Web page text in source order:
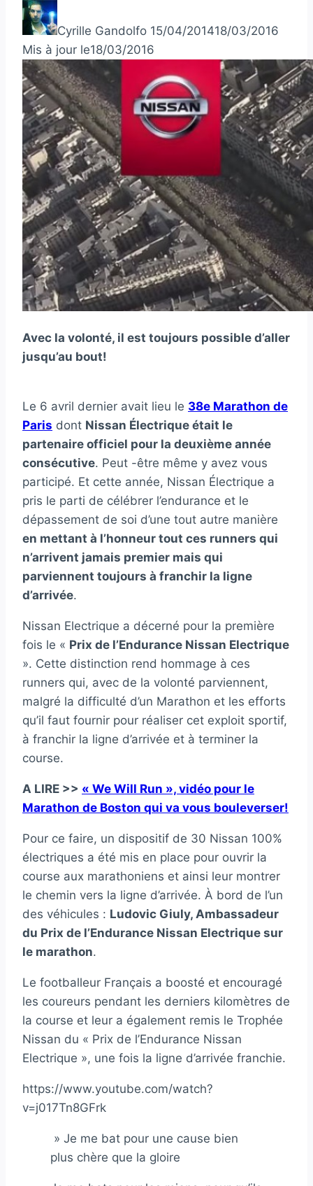
Cyrille Gandolfo 15/04/201418/03/2016
Mis à jour le18/03/2016
Avec la volonté, il est toujours possible d’aller
jusqu’au bout!
Le 6 avril dernier avait lieu le 38e Marathon de
Paris dont Nissan Électrique était le
partenaire officiel pour la deuxième année
consécutive. Peut -être même y avez vous
participé. Et cette année, Nissan Électrique a
pris le parti de célébrer l’endurance et le
dépassement de soi d’une tout autre manière
en mettant à l’honneur tout ces runners qui
n’arrivent jamais premier mais qui
parviennent toujours à franchir la ligne
d’arrivée.
Nissan Electrique a décerné pour la première
fois le « Prix de l’Endurance Nissan Electrique
». Cette distinction rend hommage à ces
runners qui, avec de la volonté parviennent,
malgré la difficulté d’un Marathon et les efforts
qu’il faut fournir pour réaliser cet exploit sportif,
à franchir la ligne d’arrivée et à terminer la
course.
A LIRE >> « We Will Run », vidéo pour le
Marathon de Boston qui va vous bouleverser!
Pour ce faire, un dispositif de 30 Nissan 100%
électriques a été mis en place pour ouvrir la
course aux marathoniens et ainsi leur montrer
le chemin vers la ligne d’arrivée. À bord de l’un
des véhicules : Ludovic Giuly, Ambassadeur
du Prix de l’Endurance Nissan Electrique sur
le marathon.
Le footballeur Français a boosté et encouragé
les coureurs pendant les derniers kilomètres de
la course et leur a également remis le Trophée
Nissan du « Prix de l’Endurance Nissan
Electrique », une fois la ligne d’arrivée franchie.
https://www.youtube.com/watch?
v=j017Tn8GFrk
» Je me bat pour une cause bien
plus chère que la gloire